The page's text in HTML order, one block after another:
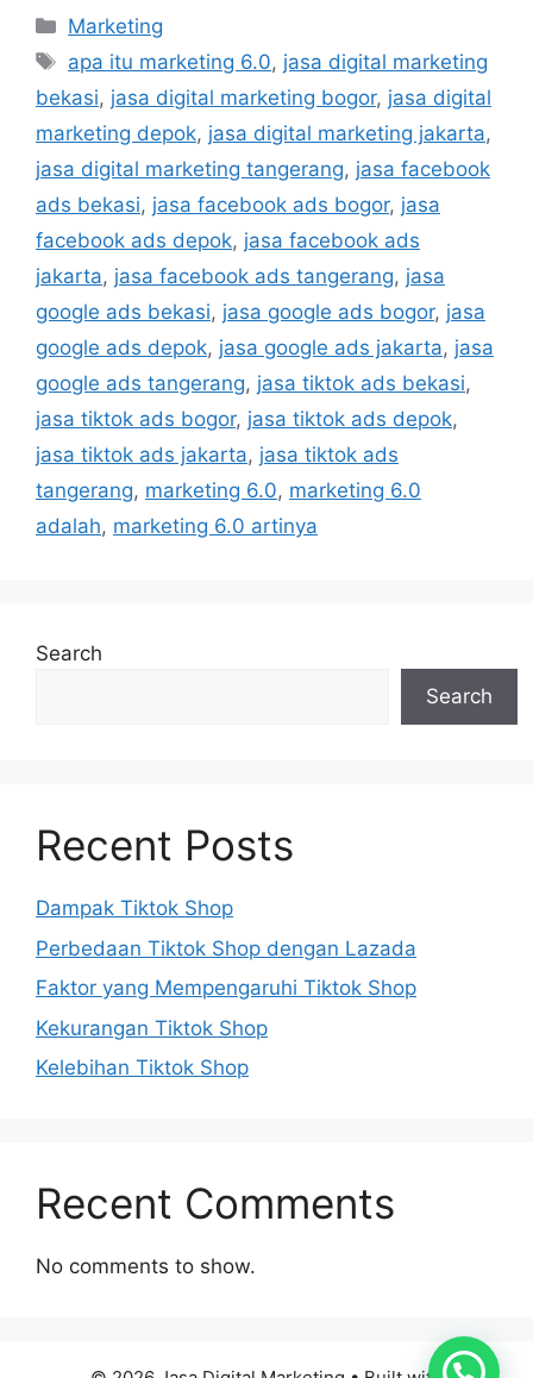
Marketing
apa itu marketing 6.0, jasa digital marketing
bekasi, jasa digital marketing bogor, jasa digital
marketing depok, jasa digital marketing jakarta,
jasa digital marketing tangerang, jasa facebook
ads bekasi, jasa facebook ads bogor, jasa
facebook ads depok, jasa facebook ads
jakarta, jasa facebook ads tangerang, jasa
google ads bekasi, jasa google ads bogor, jasa
google ads depok, jasa google ads jakarta, jasa
google ads tangerang, jasa tiktok ads bekasi,
jasa tiktok ads bogor, jasa tiktok ads depok,
jasa tiktok ads jakarta, jasa tiktok ads
tangerang, marketing 6.0, marketing 6.0
adalah, marketing 6.0 artinya
Search
Search
Recent Posts
Dampak Tiktok Shop
Perbedaan Tiktok Shop dengan Lazada
Faktor yang Mempengaruhi Tiktok Shop
Kekurangan Tiktok Shop
Kelebihan Tiktok Shop
Recent Comments
No comments to show.